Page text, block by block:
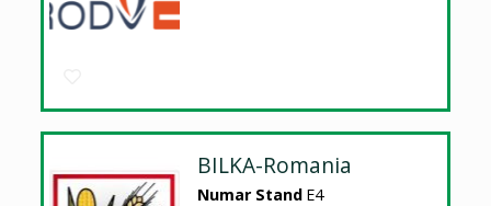
BILKA-Romania
Numar Stand E4